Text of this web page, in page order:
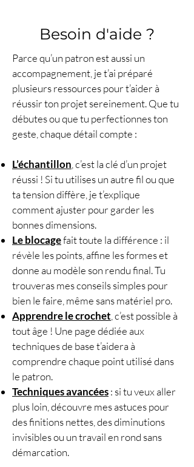
également disponible à l'achat
si vous préférez une version
imprimable.
Rejoignez la
communauté des crocheteuses
et partagez vos créations sur les
réseaux sociaux en utilisant le
hashtag #lecrochetdeplume
N'attendez plus pour vous lancer
et créer votre propre pochette
granny tournesol !
Besoin d'aide ?
Parce qu’un patron est aussi un
accompagnement, je t’ai préparé
plusieurs ressources pour t’aider à
réussir ton projet sereinement. Que tu
débutes ou que tu perfectionnes ton
geste, chaque détail compte :
L’échantillon , c’est la clé d’un projet
réussi ! Si tu utilises un autre fil ou que
ta tension diffère, je t’explique
comment ajuster pour garder les
bonnes dimensions.
Le blocagefait toute la différence : il
révèle les points, affine les formes et
donne au modèle son rendu final. Tu
trouveras mes conseils simples pour
bien le faire, même sans matériel pro.
Apprendre le crochet , c’est possible à
tout âge ! Une page dédiée aux
techniques de base t’aidera à
comprendre chaque point utilisé dans
le patron.
Techniques avancées: si tu veux aller
plus loin, découvre mes astuces pour
des finitions nettes, des diminutions
invisibles ou un travail en rond sans
démarcation.